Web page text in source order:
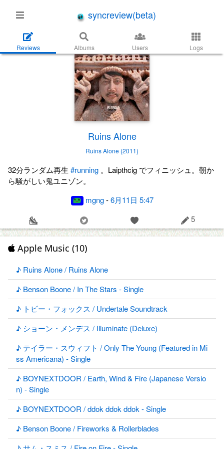
syncreview(beta)
Reviews Albums Users Logs
Ruins Alone
Ruins Alone (2011)
32分ランダム再生 #running 。Laipthcig でフィニッシュ。朝か
ら騒がしい鬼ユニゾン。
mgng-6月11日 5:47
5
Apple Music (10)
♪ Ruins Alone / Ruins Alone
♪ Benson Boone / In The Stars - Single
♪ トビー・フォックス / Undertale Soundtrack
♪ ショーン・メンデス / Illuminate (Deluxe)
♪ テイラー・スウィフト / Only The Young (Featured in Mi
ss Americana) - Single
♪ BOYNEXTDOOR / Earth, Wind & Fire (Japanese Versio
n) - Single
♪ BOYNEXTDOOR / ddok ddok ddok - Single
♪ Benson Boone / Fireworks & Rollerblades